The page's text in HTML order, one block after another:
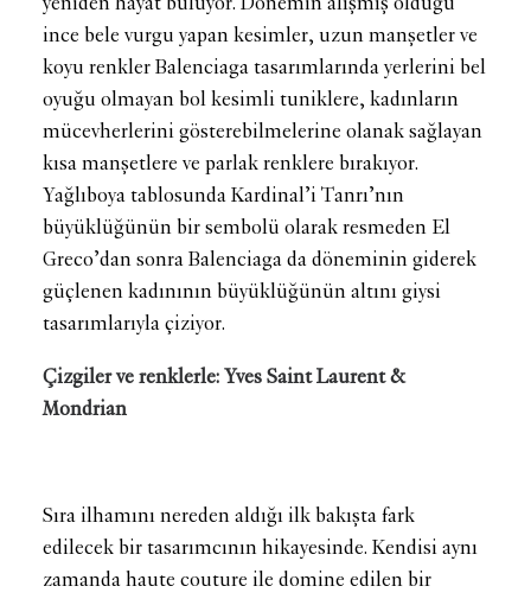
ince bele vurgu yapan kesimler, uzun manşetler ve
koyu renkler Balenciaga tasarımlarında yerlerini bel
oyuğu olmayan bol kesimli tuniklere, kadınların
mücevherlerini gösterebilmelerine olanak sağlayan
kısa manşetlere ve parlak renklere bırakıyor.
Yağlıboya tablosunda Kardinal’i Tanrı’nın
büyüklüğünün bir sembolü olarak resmeden El
Greco’dan sonra Balenciaga da döneminin giderek
güçlenen kadınının büyüklüğünün altını giysi
tasarımlarıyla çiziyor.
Çizgiler ve renklerle: Yves Saint Laurent &
Mondrian
Sıra ilhamını nereden aldığı ilk bakışta fark
edilecek bir tasarımcının hikayesinde. Kendisi aynı
zamanda haute couture ile domine edilen bir